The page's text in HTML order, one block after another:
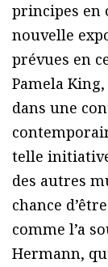
principes en
nouvelle
prévues en
Pamela
dans une
telle
des autres
chance
comme l’a
Hermann,